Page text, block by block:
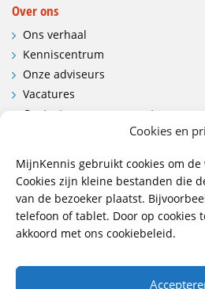
Cookies en
MijnKennis gebruikt cookies om
Cookies zijn kleine bestanden die
van de bezoeker plaatst.
telefoon of tablet. Door op cookies
akkoord met ons cookiebeleid.
Over ons
Ons verhaal
Kenniscentrum
Onze adviseurs
Vacatures
Contactgegevens en route
Contact
Wij hebben vestigingen in:
Doetinchem, Lent
085 - 485 4111